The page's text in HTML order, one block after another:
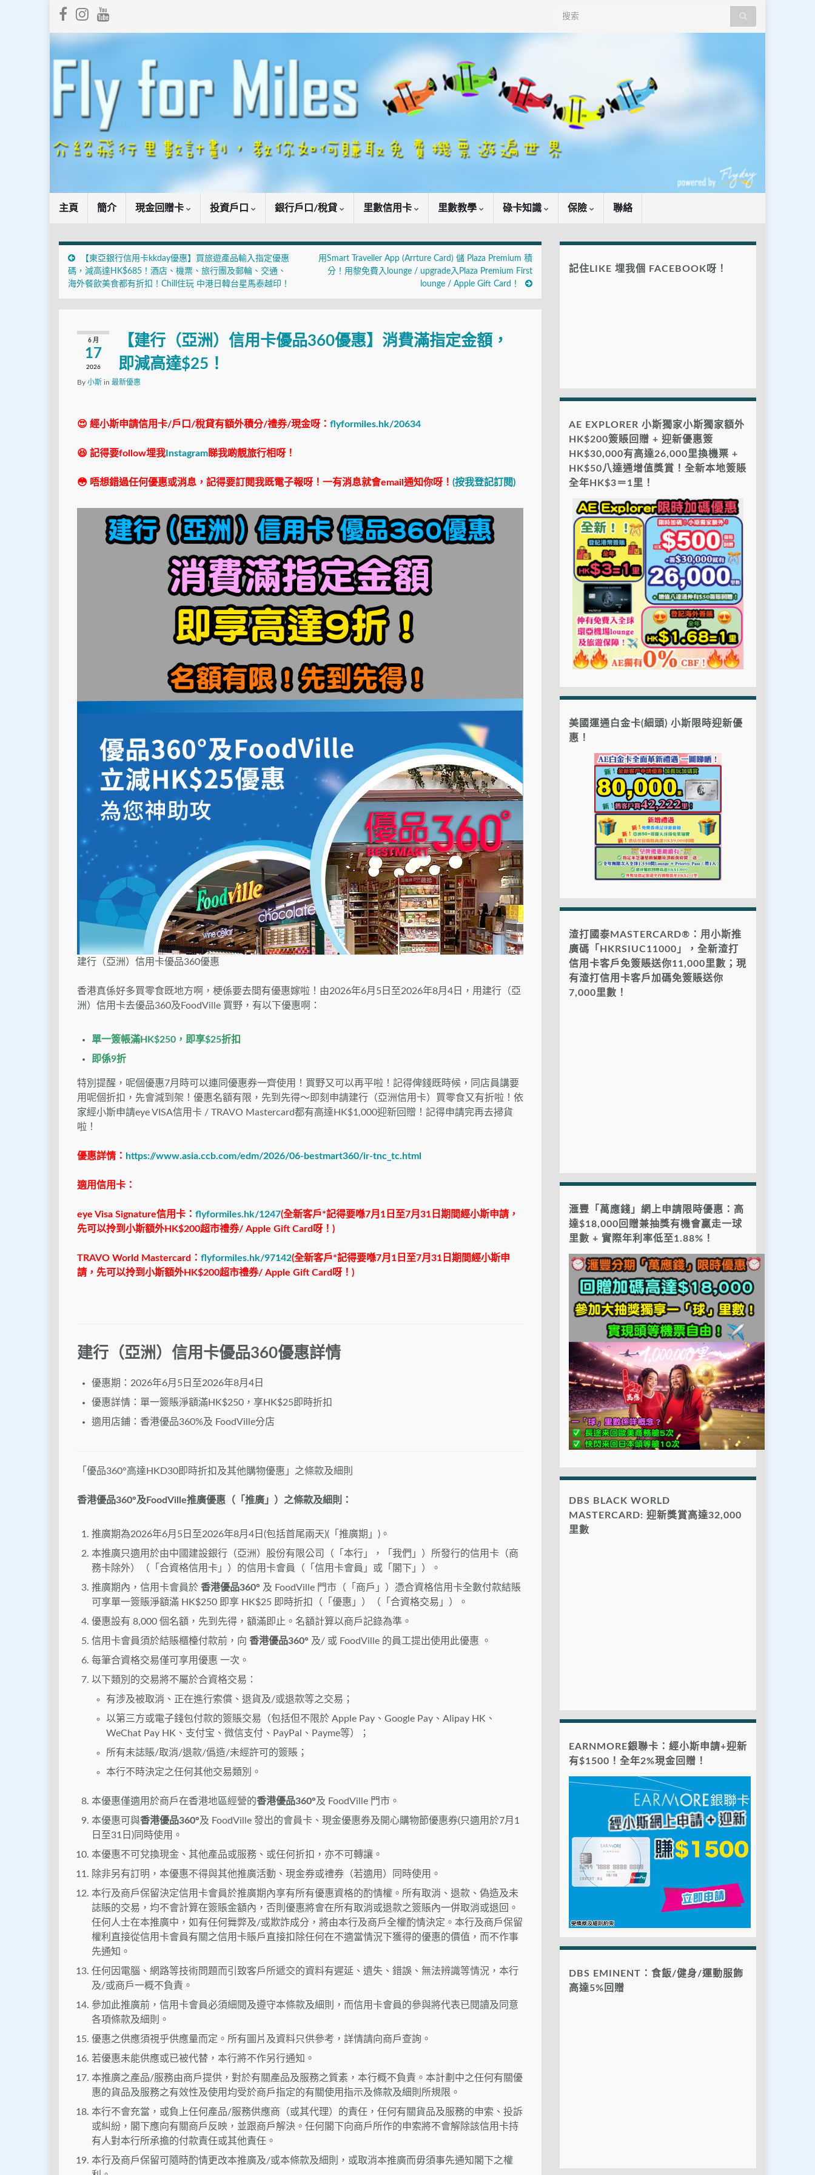
Search for:
主頁 簡介 現金回贈卡 投資戶口 銀行戶口/稅貸 里數信用卡 里數教學 碌卡知識 保險 聯絡
【東亞銀行信用卡kkday優惠】買旅遊產品輸入指定優惠
碼，減高達HK$685！酒店、機票、旅行團及郵輪、交通、
海外餐飲美食都有折扣！Chill住玩 中港日韓台星馬泰越印！
用Smart Traveller App (Arrture Card) 儲 Plaza Premium 積
分！用黎免費入lounge / upgrade入Plaza Premium First
lounge / Apple Gift Card！
6 月
17
2026
【建行（亞洲）信用卡優品360優惠】消費滿指定金額，
即減高達$25！
By 小斯 in 最新優惠
😍 經小斯申請信用卡/戶口/稅貸有額外積分/禮券/現金呀： flyformiles.hk/20634
😆 記得要follow埋我 Instagram睇我啲靚旅行相呀！
😳 唔想錯過任何優惠或消息，記得要訂閱我既電子報呀！一有消息就會email通知你呀！ (按我登記訂閱)
建行（亞洲）信用卡優品360優惠
香港真係好多買零食既地方啊，梗係要去間有優惠嫁啦！由2026年6月5日至2026年8月4日，用建行（亞
洲）信用卡去優品360及FoodVille 買野，有以下優惠啊：
單一簽帳滿HK$250，即享$25折扣
即係9折
特別提醒，呢個優惠7月時可以連同優惠券一齊使用！買野又可以再平啦！記得俾錢既時候，同店員講要
用呢個折扣，先會減到架！優惠名額有限，先到先得～即刻申請建行（亞洲信用卡）買零食又有折啦！依
家經小斯申請eye VISA信用卡 / TRAVO Mastercard都有高達HK$1,000迎新回贈！記得申請完再去掃貨
啦！
優惠詳情： https://www.asia.ccb.com/edm/2026/06-bestmart360/ir-tnc_tc.html
適用信用卡：
eye Visa Signature信用卡： flyformiles.hk/1247(全新客戶*記得要喺7月1 日至7月 31 日期間經小斯申請，
先可以拎到小斯額外HK$200超市禮券/ Apple Gift Card呀！ )
TRAVO World Mastercard： flyformiles.hk/97142(全新客戶*記得要喺7月1日至7月31日期間經小斯申
請，先可以拎到小斯額外HK$200超市禮券/ Apple Gift Card呀！)
建行（亞洲）信用卡優品360優惠詳情
優惠期：2026年6月5日至2026年8月4日
優惠詳情：單一簽賬淨額滿HK$250，享HK$25即時折扣
適用店鋪：香港優品360%及 FoodVille分店
「優品360°高達HKD30即時折扣及其他購物優惠」之條款及細則
香港優品360°及FoodVille推廣優惠（「推廣」）之條款及細則：
推廣期為2026年6月5日至2026年8月4日(包括首尾兩天)(「推廣期」)。
本推廣只適用於由中國建設銀行（亞洲）股份有限公司（「本行」，「我們」）所發行的信用卡（商
務卡除外）（「合資格信用卡」）的信用卡會員（「信用卡會員」或「閣下」）。
推廣期內，信用卡會員於 香港優品360° 及 FoodVille 門市（「商戶」）憑合資格信用卡全數付款結賬
可享單一簽賬淨額滿 HK$250 即享 HK$25 即時折扣（「優惠」）（「合資格交易」）。
優惠設有 8,000 個名額，先到先得，額滿即止。名額計算以商戶記錄為準。
信用卡會員須於結賬櫃檯付款前，向 香港優品360° 及/ 或 FoodVille 的員工提出使用此優惠 。
每筆合資格交易僅可享用優惠 一次。
以下類別的交易將不屬於合資格交易：
有涉及被取消、正在進行索償、退貨及/或退款等之交易；
以第三方或電子錢包付款的簽賬交易（包括但不限於 Apple Pay、Google Pay、Alipay HK、
WeChat Pay HK、支付宝、微信支付、PayPal、Payme等）；
所有未誌賬/取消/退款/僞造/未經許可的簽賬；
本行不時決定之任何其他交易類別。
本優惠僅適用於商戶在香港地區經營的香港優品360°及 FoodVille 門市。
本優惠可與香港優品360°及 FoodVille 發出的會員卡、現金優惠券及開心購物節優惠券(只適用於7月1
日至31日)同時使用。
本優惠不可兌換現金、其他產品或服務、或任何折扣，亦不可轉讓。
除非另有訂明，本優惠不得與其他推廣活動、現金券或禮券（若適用）同時使用。
本行及商戶保留決定信用卡會員於推廣期內享有所有優惠資格的酌情權。所有取消、退款、偽造及未
誌賬的交易，均不會計算在簽賬金額內，否則優惠將會在所有取消或退款之簽賬內一併取消或退回。
任何人士在本推廣中，如有任何舞弊及/或欺詐成分，將由本行及商戶全權酌情決定。本行及商戶保留
權利直接從信用卡會員有關之信用卡賬戶直接扣除任何在不適當情況下獲得的優惠的價值，而不作事
先通知。
任何因電腦、網路等技術問題而引致客戶所遞交的資料有遲延、遺失、錯誤、無法辨識等情況，本行
及/或商戶一概不負責。
參加此推廣前，信用卡會員必須細閱及遵守本條款及細則，而信用卡會員的參與將代表已閱讀及同意
各項條款及細則。
優惠之供應須視乎供應量而定。所有圖片及資料只供參考，詳情請向商戶查詢。
若優惠未能供應或已被代替，本行將不作另行通知。
本推廣之產品/服務由商戶提供，對於有關產品及服務之質素，本行概不負責。本計劃中之任何有關優
惠的貨品及服務之有效性及使用均受於商戶指定的有關使用指示及條款及細則所規限。
本行不會充當，或負上任何產品/服務供應商（或其代理）的責任，任何有關貨品及服務的申索、投訴
或糾紛，閣下應向有關商戶反映，並跟商戶解決。任何閣下向商戶所作的申索將不會解除該信用卡持
有人對本行所承擔的付款責任或其他責任。
本行及商戶保留可隨時酌情更改本推廣及/或本條款及細則，或取消本推廣而毋須事先通知閣下之權
記住LIKE 埋我個 FACEBOOK呀！
AE EXPLORER 小斯獨家小斯獨家額外
HK$200簽賬回贈 + 迎新優惠簽
HK$30,000有高達26,000里換機票 +
HK$50八達通增值獎賞！全新本地簽賬
全年HK$3＝1里！
美國運通白金卡(細頭) 小斯限時迎新優
惠！
渣打國泰MASTERCARD®：用小斯推
廣碼「HKRSIUC11000」，全新渣打
信用卡客戶免簽賬送你11,000里數；現
有渣打信用卡客戶加碼免簽賬送你
7,000里數！
滙豐「萬應錢」網上申請限時優惠：高
達$18,000回贈兼抽獎有機會贏走一球
里數 + 實際年利率低至1.88%！
DBS BLACK WORLD
MASTERCARD: 迎新獎賞高達32,000
里數
EARNMORE銀聯卡：經小斯申請+迎新
有$1500！全年2%現金回贈！
DBS EMINENT：食飯/健身/運動服飾
高達5%回贈